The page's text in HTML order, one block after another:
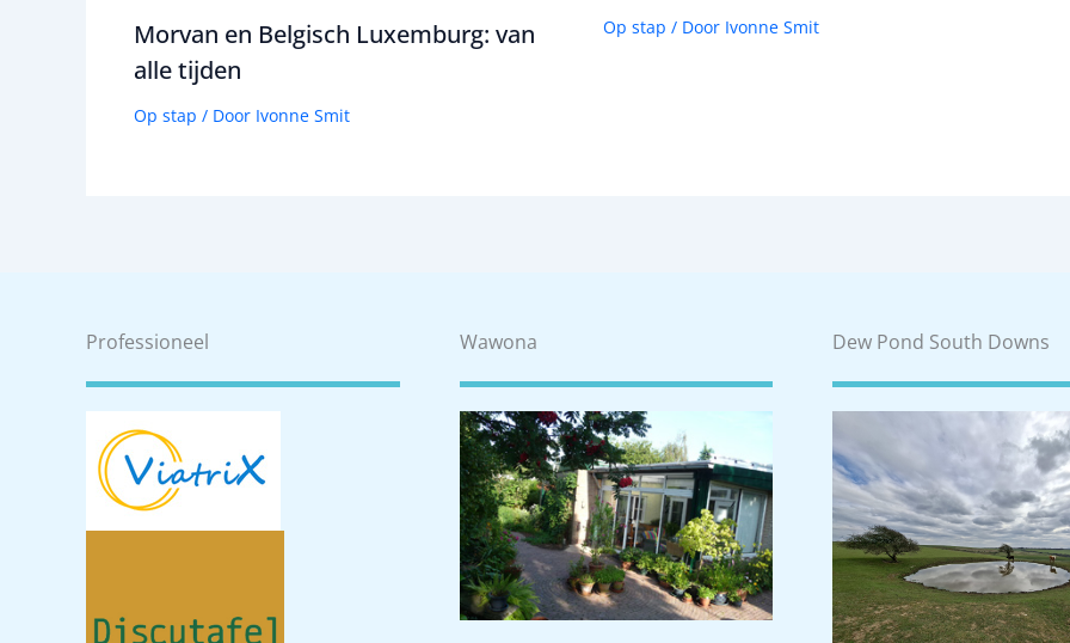
Morvan en Belgisch Luxemburg: van
alle tijden
Op stap / Door Ivonne Smit
Op stap / Door Ivonne Smit
Professioneel Wawona Dew Pond South Downs